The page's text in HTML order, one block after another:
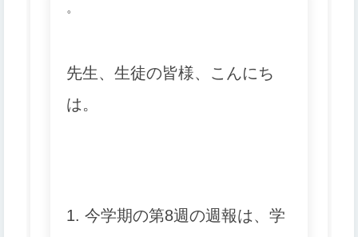
。
先生、生徒の皆様、こんにち
は。
1. 今学期の第8週の週報は、学